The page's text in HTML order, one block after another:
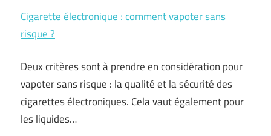
Cigarette électronique : comment vapoter sans
risque ?
Deux critères sont à prendre en considération pour
vapoter sans risque : la qualité et la sécurité des
cigarettes électroniques. Cela vaut également pour
les liquides…